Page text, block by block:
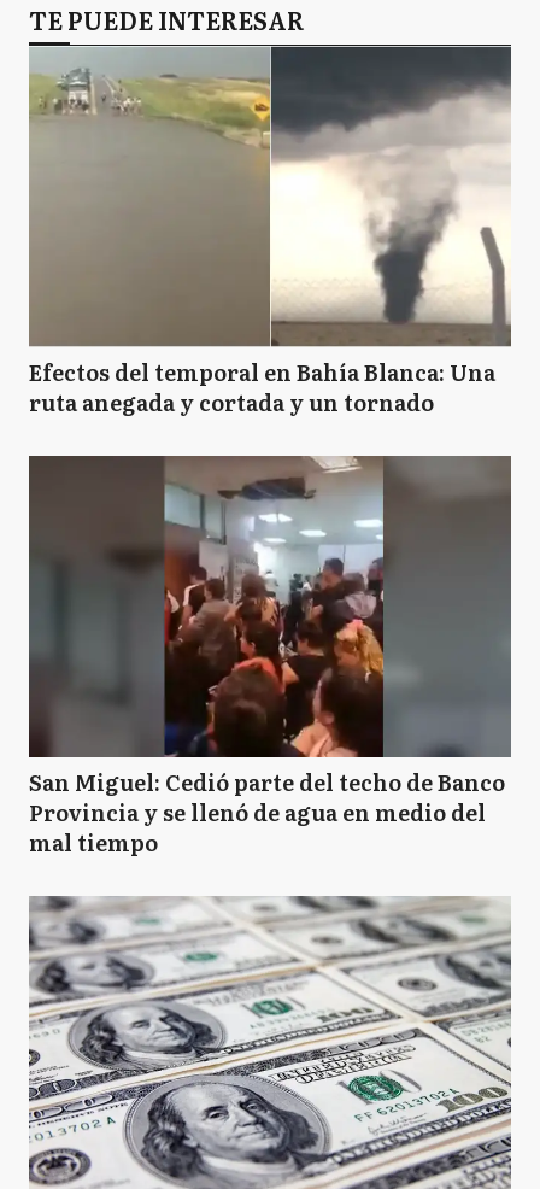
TE PUEDE INTERESAR
Efectos del temporal en Bahía Blanca: Una
ruta anegada y cortada y un tornado
San Miguel: Cedió parte del techo de Banco
Provincia y se llenó de agua en medio del
mal tiempo